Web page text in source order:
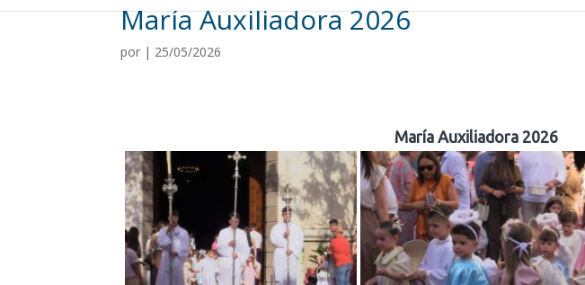
María Auxiliadora 2026
por | 25/05/2026
María Auxiliadora 2026